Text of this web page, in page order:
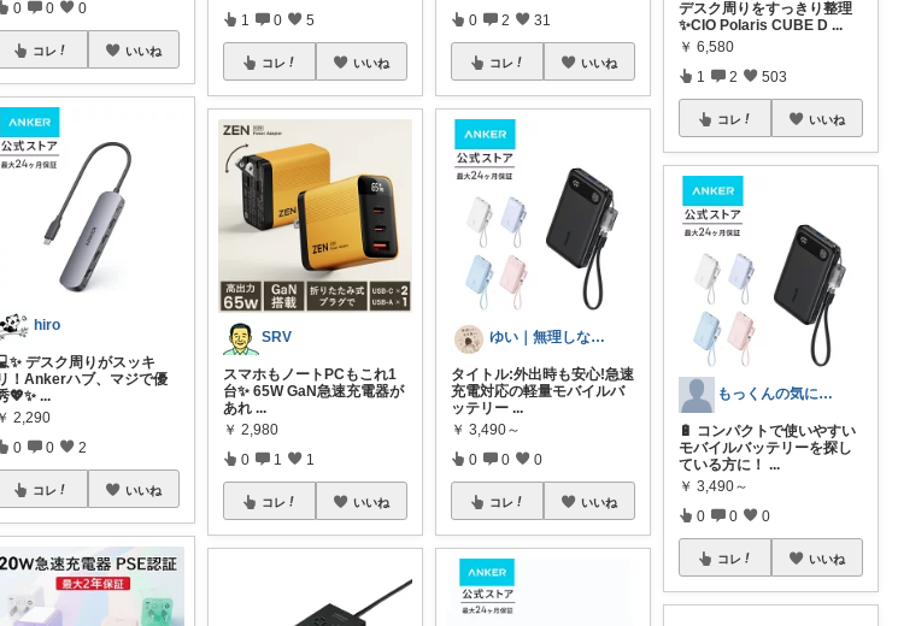
0 0 0
コレ いいね
hiro
デスク周りがスッキ
！Ankerハブ、マジで優
💖✨...
￥ 2,290
0 0 2
コレ いいね
1 0 5
コレ いいね
SRV
スマホもノートPCもこれ1
台✨ 65W GaN急速充電器が
あれ ...
￥ 2,980
0 1 1
コレ いいね
0 2 31
コレ いいね
ゆい｜無理しない在宅暮らし
タイトル:外出時も安心!急速
充電対応の軽量モバイルバ
ッテリー...
￥ 3,490～
0 0 0
コレ いいね
デスク周りをすっきり整理
✨CIO Polaris CUBE D ...
￥ 6,580
1 2 503
コレ いいね
もっくんの気になる便利家電・グッズ！
🔋 コンパクトで使いやすい
モバイルバッテリーを探し
ている方に！ ...
￥ 3,490～
0 0 0
コレ いいね